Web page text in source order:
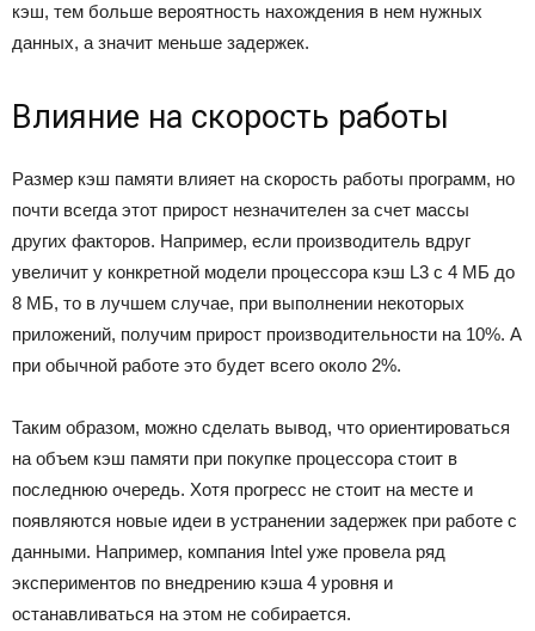
кэш, тем больше вероятность нахождения в нем нужных
данных, а значит меньше задержек.
Влияние на скорость работы
Размер кэш памяти влияет на скорость работы программ, но
почти всегда этот прирост незначителен за счет массы
других факторов. Например, если производитель вдруг
увеличит у конкретной модели процессора кэш L3 с 4 МБ до
8 МБ, то в лучшем случае, при выполнении некоторых
приложений, получим прирост производительности на 10%. А
при обычной работе это будет всего около 2%.
Таким образом, можно сделать вывод, что ориентироваться
на объем кэш памяти при покупке процессора стоит в
последнюю очередь. Хотя прогресс не стоит на месте и
появляются новые идеи в устранении задержек при работе с
данными. Например, компания Intel уже провела ряд
экспериментов по внедрению кэша 4 уровня и
останавливаться на этом не собирается.